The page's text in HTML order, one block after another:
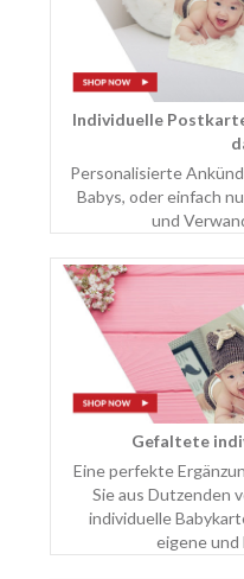
Individuelle
Personalisierte
Babys, oder einfach
und
Gefaltete
Eine perfekte
Sie aus Dutzenden
individuelle
eigene und